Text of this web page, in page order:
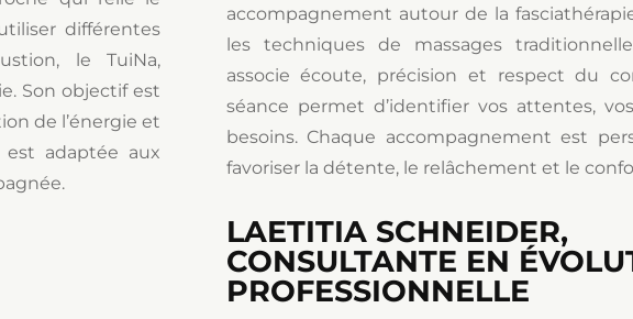
différentes
le TuiNa,
Son objectif est
de l’énergie et
est adaptée aux
accompagnement autour de la
les techniques de massages
associe écoute, précision et respect du
séance permet d’identifier vos attentes,
besoins. Chaque accompagnement est
favoriser la détente, le relâchement et le
LAETITIA SCHNEIDER,
CONSULTANTE EN
PROFESSIONNELLE